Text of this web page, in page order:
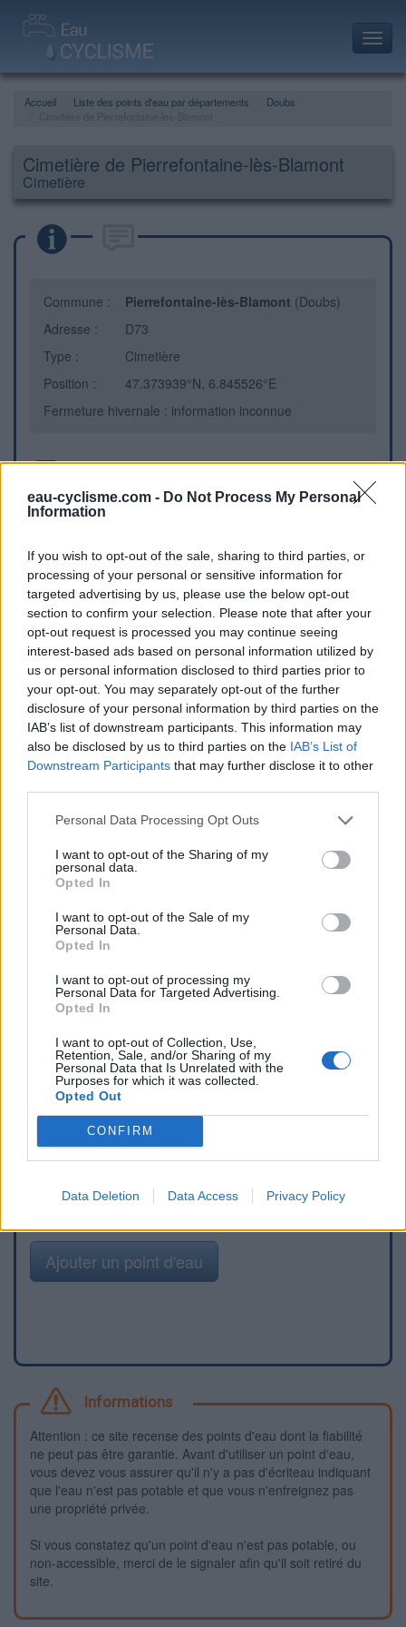
eau-cyclisme.com - Do Not Process My Personal
Information
If you wish to opt-out of the sale, sharing to third parties, or
processing of your personal or sensitive information for
targeted advertising by us, please use the below opt-out
section to confirm your selection. Please note that after your
opt-out request is processed you may continue seeing
interest-based ads based on personal information utilized by
us or personal information disclosed to third parties prior to
your opt-out. You may separately opt-out of the further
disclosure of your personal information by third parties on the
IAB’s list of downstream participants. This information may
also be disclosed by us to third parties on the IAB’s List of
Downstream Participants that may further disclose it to other
Personal Data Processing Opt Outs
I want to opt-out of the Sharing of my
personal data.
Opted In
I want to opt-out of the Sale of my
Personal Data.
Opted In
I want to opt-out of processing my
Personal Data for Targeted Advertising.
Opted In
I want to opt-out of Collection, Use,
Retention, Sale, and/or Sharing of my
Personal Data that Is Unrelated with the
Purposes for which it was collected.
Opted Out
CONFIRM
Data Deletion Data Access Privacy Policy
Accueil Liste des points d'eau par départements
Doubs
Cimetière de Pierrefontaine-lès-Blamont
Cimetière
Commune : Pierrefontaine-lès-Blamont (Doubs)
Adresse :
D73
Type :
Cimetière
Position :
47.373939°N, 6.845526°E
Fermeture hivernale : information inconnue
Fontaine à manivelle située en dehors du cimetière.
Repères visuels
Afficher la carte
Signaler une erreur
Ajouter un point d'eau
Informations
Attention : ce site recense des points d'eau dont la fiabilité
ne peut pas être garantie. Avant d'utiliser un point d'eau,
vous devez vous assurer qu'il n'y a pas d'écriteau indiquant
que l'eau n'est pas potable et que vous n'enfreignez pas
une propriété privée.
Si vous constatez qu'un point d'eau n'est pas potable, ou
non-accessible, merci de le signaler afin qu'il soit retiré du
site.